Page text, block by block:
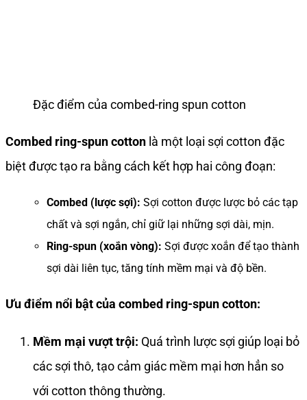
Đặc điểm của combed-ring spun cotton
Combed ring-spun cotton là một loại sợi cotton đặc
biệt được tạo ra bằng cách kết hợp hai công đoạn:
Combed (lược sợi): Sợi cotton được lược bỏ các tạp
chất và sợi ngắn, chỉ giữ lại những sợi dài, mịn.
Ring-spun (xoắn vòng): Sợi được xoắn để tạo thành
sợi dài liên tục, tăng tính mềm mại và độ bền.
Ưu điểm nổi bật của combed ring-spun cotton:
Mềm mại vượt trội: Quá trình lược sợi giúp loại bỏ
các sợi thô, tạo cảm giác mềm mại hơn hẳn so
với cotton thông thường.